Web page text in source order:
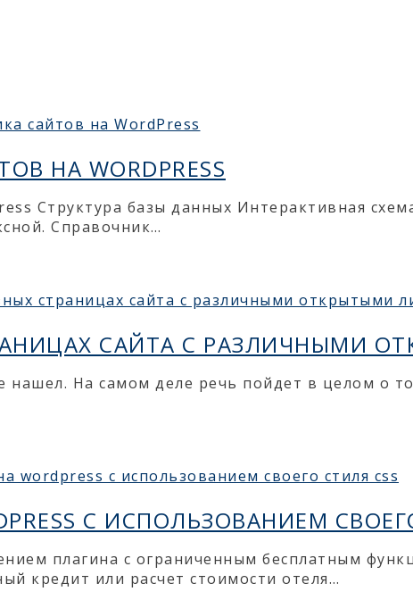
НА WORDPRESS
Структура базы данных Интерактивная
Справочник…
САЙТА С РАЗЛИЧНЫМИ
нашел. На самом деле речь пойдет в целом о
С ИСПОЛЬЗОВАНИЕМ
плагина с ограниченным бесплатным
кредит или расчет стоимости отеля…